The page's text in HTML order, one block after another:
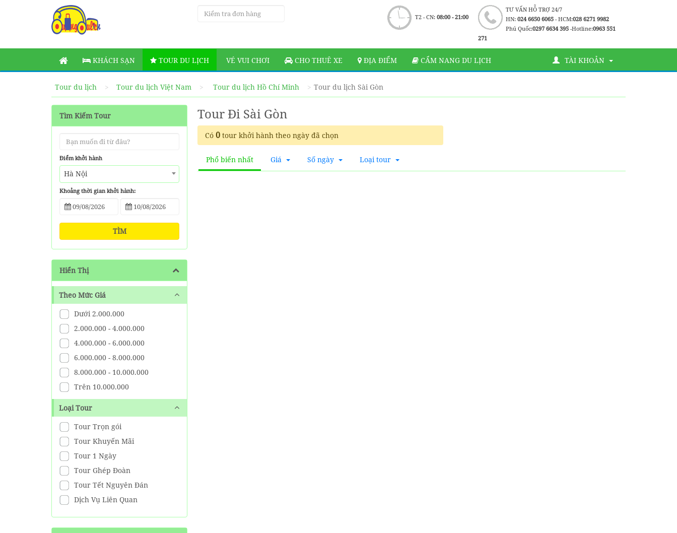
TƯ VẤN HỖ TRỢ 24/7
HN: 024 6650 6065- HCM:028 6271 9982
Phú Quốc:0297 6634 395 -Hotline:0963 551
271
T2 - CN: 08:00 - 21:00
KHÁCH SẠN TOUR DU LỊCH VÉ VUI CHƠI CHO THUÊ XE ĐỊA ĐIỂM CẨM NANG DU LỊCH TÀI KHOẢN
Tour du lịch Tour du lịch Việt Nam Tour du lịch Hồ Chí Minh Tour du lịch Sài Gòn
Tìm Kiếm Tour
Điểm khởi hành
Hà Nội
Khoảng thời gian khởi hành:
TÌM
Hiển Thị
Theo Mức Giá
Dưới 2.000.000
2.000.000 - 4.000.000
4.000.000 - 6.000.000
6.000.000 - 8.000.000
8.000.000 - 10.000.000
Trên 10.000.000
Loại Tour
Tour Trọn gói
Tour Khuyến Mãi
Tour 1 Ngày
Tour Ghép Đoàn
Tour Tết Nguyên Đán
Dịch Vụ Liên Quan
Tour Đi Sài Gòn
Có 0 tour khởi hành theo ngày đã chọn
Phổ biến nhất Giá Số ngày Loại tour